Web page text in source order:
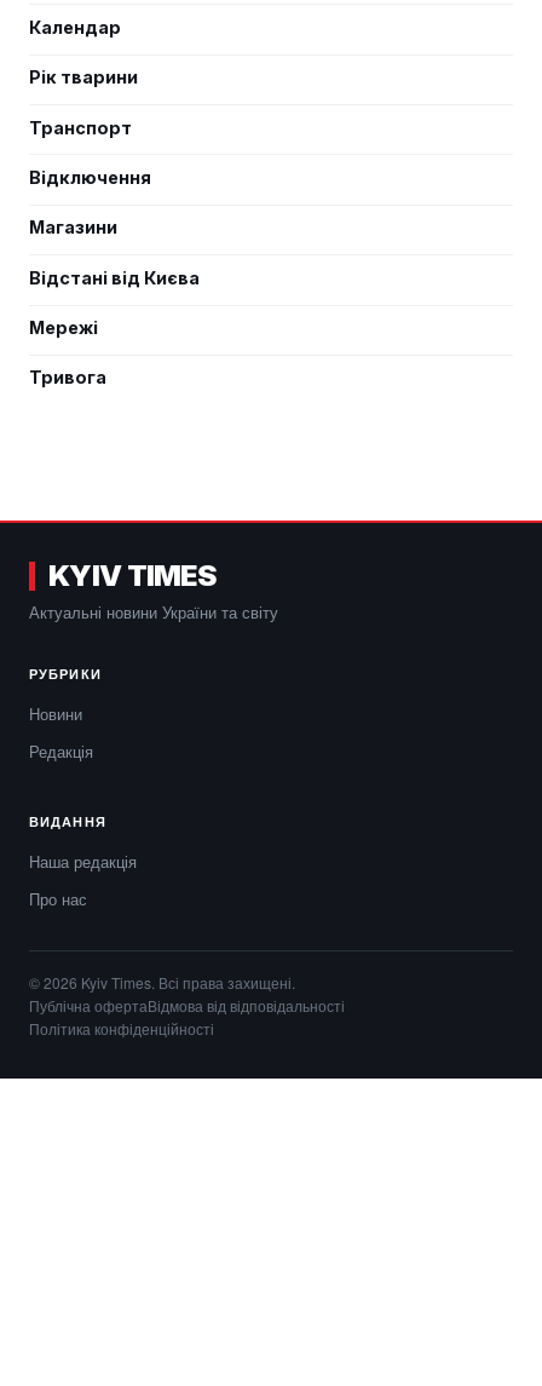
Календар
Рік тварини
Транспорт
Відключення
Магазини
Відстані від Києва
Мережі
Тривога
KYIV TIMES
Актуальні новини України та світу
РУБРИКИ
Новини
Редакція
ВИДАННЯ
Наша редакція
Про нас
© 2026 Kyiv Times. Всі права захищені.
Публічна офертаВідмова від відповідальності
Політика конфіденційності